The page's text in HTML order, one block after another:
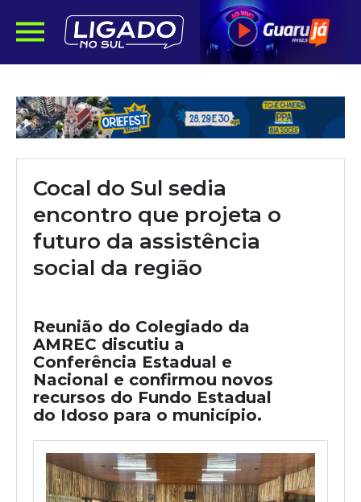
Cocal do Sul sedia
encontro que projeta o
futuro da assistência
social da região
Reunião do Colegiado da
AMREC discutiu a
Conferência Estadual e
Nacional e confirmou novos
recursos do Fundo Estadual
do Idoso para o município.